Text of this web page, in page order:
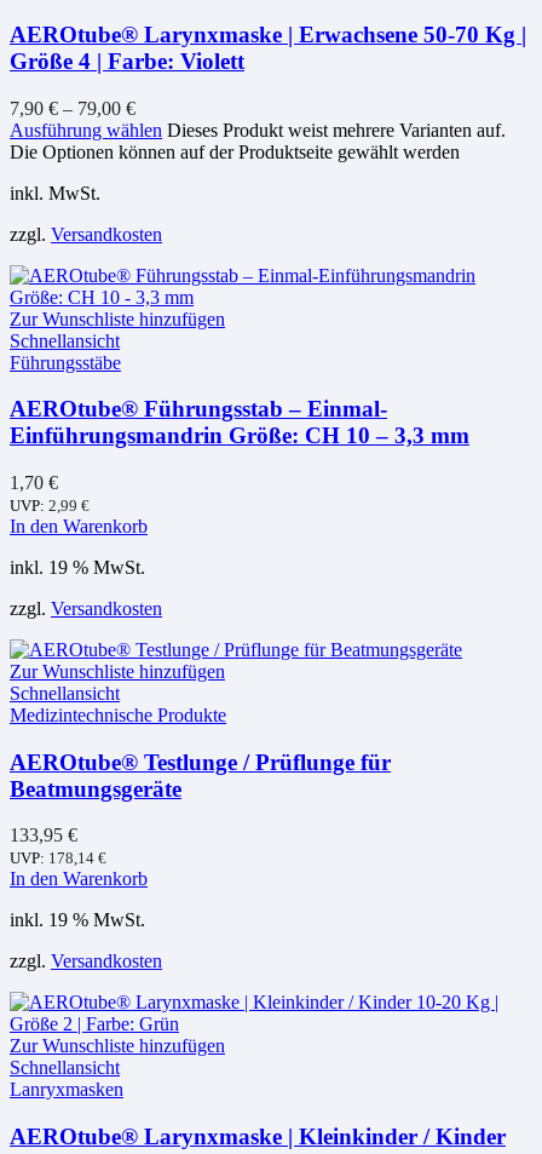
AEROtube® Larynxmaske | Erwachsene 50-70 Kg |
Größe 4 | Farbe: Violett
7,90 € – 79,00 €
Ausführung wählen Dieses Produkt weist mehrere Varianten auf.
Die Optionen können auf der Produktseite gewählt werden
inkl. MwSt.
zzgl. Versandkosten
Zur Wunschliste hinzufügen
Schnellansicht
Führungsstäbe
AEROtube® Führungsstab – Einmal-
Einführungsmandrin Größe: CH 10 – 3,3 mm
1,70 €
UVP: 2,99 €
In den Warenkorb
inkl. 19 % MwSt.
zzgl. Versandkosten
Zur Wunschliste hinzufügen
Schnellansicht
Medizintechnische Produkte
AEROtube® Testlunge / Prüflunge für
Beatmungsgeräte
133,95 €
UVP: 178,14 €
In den Warenkorb
inkl. 19 % MwSt.
zzgl. Versandkosten
Zur Wunschliste hinzufügen
Schnellansicht
Lanryxmasken
AEROtube® Larynxmaske | Kleinkinder / Kinder